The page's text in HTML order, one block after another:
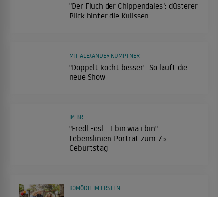
"Der Fluch der Chippendales": düsterer
Blick hinter die Kulissen
"Doppelt kocht besser": So läuft die
neue Show
MIT ALEXANDER KUMPTNER
"Fredl Fesl – I bin wia i bin":
Lebenslinien-Porträt zum 75.
Geburtstag
IM BR
KOMÖDIE IM ERSTEN